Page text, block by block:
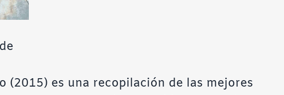
(2015) es una recopilación de las mejores